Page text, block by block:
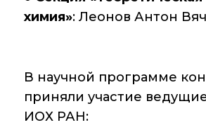
Аддитивные
технологии
Награды
сотрудников ИОХ
РАН
химия»: Леонов Антон
В научной программе
приняли участие
ИОХ РАН: